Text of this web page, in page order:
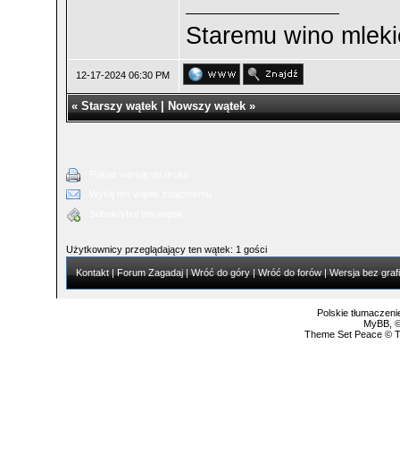
Staremu wino
12-17-2024 06:30 PM
« Starszy wątek| Nowszy wątek»
Użytkownicy przeglądający ten wątek: 1 gości
Kontakt| Forum Zagadaj| Wróć do góry| Wróć do forów| Wersja bez
Polskie
MyBB,
Theme Set Peace ©